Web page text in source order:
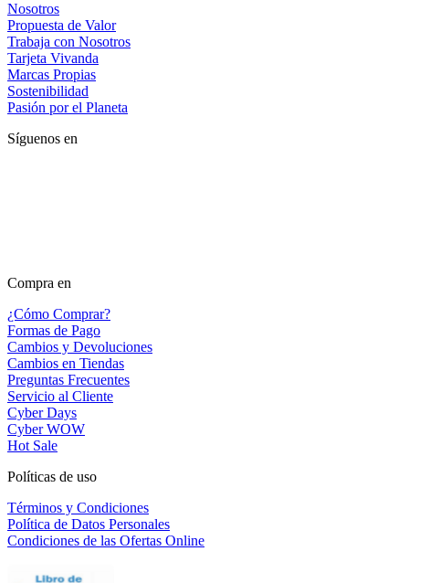
Nosotros
Propuesta de Valor
Trabaja con Nosotros
Tarjeta Vivanda
Marcas Propias
Sostenibilidad
Pasión por el Planeta
Síguenos en
Compra en
¿Cómo Comprar?
Formas de Pago
Cambios y Devoluciones
Cambios en Tiendas
Preguntas Frecuentes
Servicio al Cliente
Cyber Days
Cyber WOW
Hot Sale
Políticas de uso
Términos y Condiciones
Política de Datos Personales
Condiciones de las Ofertas Online